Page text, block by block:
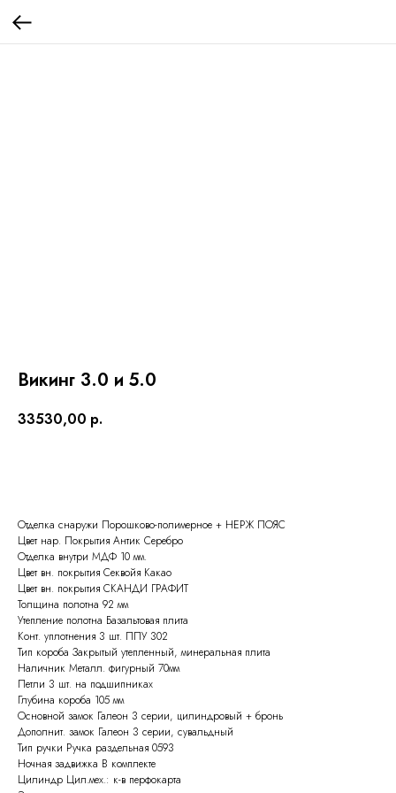
Викинг 3.0 и 5.0
33530,00 р.
Отделка снаружи Порошково-полимерное + НЕРЖ ПОЯС
Цвет нар. Покрытия Антик Серебро
Отделка внутри МДФ 10 мм.
Цвет вн. покрытия Секвойя Какао
Цвет вн. покрытия СКАНДИ ГРАФИТ
Толщина полотна 92 мм
Утепление полотна Базальтовая плита
Конт. уплотнения 3 шт. ППУ 302
Тип короба Закрытый утепленный, минеральная плита
Наличник Металл. фигурный 70мм
Петли 3 шт. на подшипниках
Глубина короба 105 мм
Основной замок Галеон 3 серии, цилиндровый + бронь
Дополнит. замок Галеон 3 серии, сувальдный
Тип ручки Ручка раздельная 0593
Ночная задвижка В комплекте
Цилиндр Цил.мех.: к-в перфокарта